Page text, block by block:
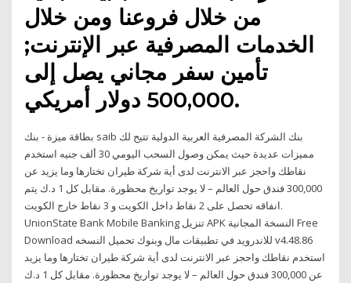
من خلال فروعنا ومن خلال
الخدمات المصرفية عبر الإنترنت;
تأمين سفر مجاني يصل إلى
500,000 دولار أمريكي.
بطاقة ميزة - بنك saib بنك الشركة المصرفية العربية الدولية تتيح لك
مميزات عديدة حيث يمكن وصول السحب اليومي 30 ألف جنيه استخدم
نقاطك واحجز عبر الانترنت لدى أية شركة طيران تختارها وما يزيد عن
300,000 فندق حول العالم – لا يوجد تواريخ محظورة. مقابل كل 1 د.ك يتم
انفاقه تحصل على 2 نقاط داخل الكويت و 3 نقاط خارج الكويت.
UnionState Bank Mobile Banking تنزيل APK النسخة المجانية Free
Download للاندرويد في تطبيقات مال وبنوك تحميل النسخه v4.48.86
استخدم نقاطك واحجز عبر الانترنت لدى أية شركة طيران تختارها وما يزيد
عن 300,000 فندق حول العالم – لا يوجد تواريخ محظورة. مقابل كل 1 د.ك